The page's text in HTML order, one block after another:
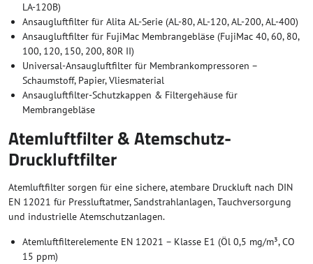
LA-120B)
Ansaugluftfilter für Alita AL-Serie (AL-80, AL-120, AL-200, AL-400)
Ansaugluftfilter für FujiMac Membrangebläse (FujiMac 40, 60, 80,
100, 120, 150, 200, 80R II)
Universal-Ansaugluftfilter für Membrankompressoren –
Schaumstoff, Papier, Vliesmaterial
Ansaugluftfilter-Schutzkappen & Filtergehäuse für
Membrangebläse
Atemluftfilter & Atemschutz-
Druckluftfilter
Atemluftfilter sorgen für eine sichere, atembare Druckluft nach DIN
EN 12021 für Pressluftatmer, Sandstrahlanlagen, Tauchversorgung
und industrielle Atemschutzanlagen.
Atemluftfilterelemente EN 12021 – Klasse E1 (Öl 0,5 mg/m³, CO
15 ppm)